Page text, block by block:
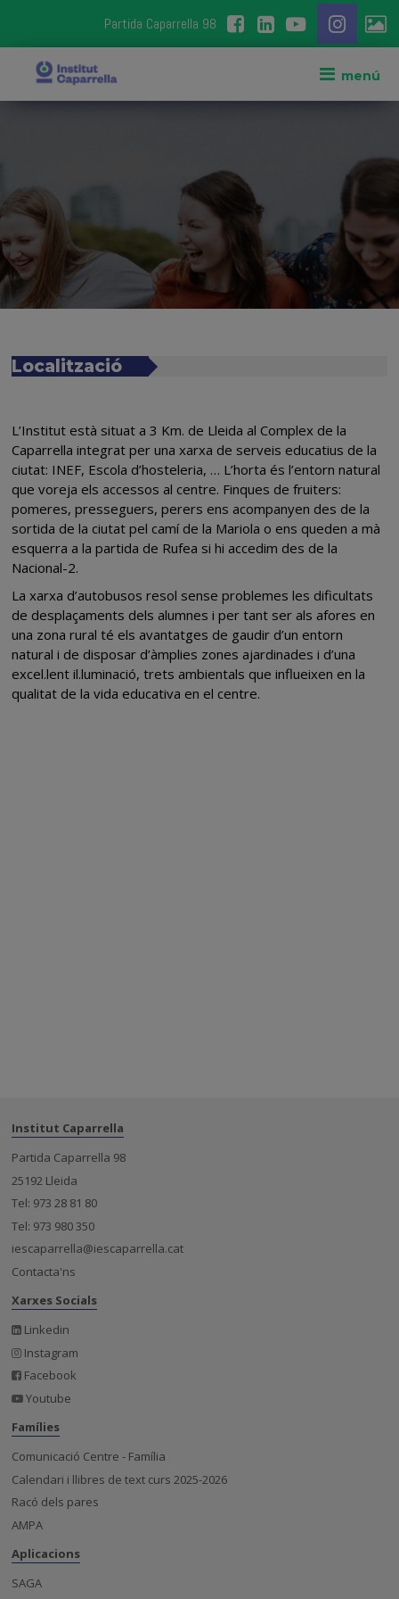
Partida Caparrella 98
Localització
L’Institut està situat a 3 Km. de Lleida al Complex de la
Caparrella integrat per una xarxa de serveis educatius de la
ciutat: INEF, Escola d’hosteleria, … L’horta és l’entorn natural
que voreja els accessos al centre. Finques de fruiters:
pomeres, presseguers, perers ens acompanyen des de la
sortida de la ciutat pel camí de la Mariola o ens queden a mà
esquerra a la partida de Rufea si hi accedim des de la
Nacional-2.
La xarxa d’autobusos resol sense problemes les dificultats
de desplaçaments dels alumnes i per tant ser als afores en
una zona rural té els avantatges de gaudir d’un entorn
natural i de disposar d’àmplies zones ajardinades i d’una
excel.lent il.luminació, trets ambientals que influeixen en la
qualitat de la vida educativa en el centre.
Institut Caparrella
Partida Caparrella 98
25192 Lleida
Tel: 973 28 81 80
Tel: 973 980 350
iescaparrella@iescaparrella.cat
Contacta'ns
Xarxes Socials
Linkedin
Instagram
Facebook
Youtube
Famílies
Comunicació Centre - Família
Calendari i llibres de text curs 2025-2026
Racó dels pares
AMPA
Aplicacions
SAGA